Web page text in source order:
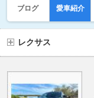
ブログ 愛車紹介
レクサス